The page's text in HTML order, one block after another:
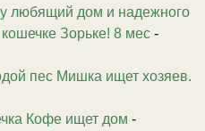
любящий дом и надежного
Зорьке! 8 мес -
пес Мишка ищет хозяев.
Кофе ищет дом -